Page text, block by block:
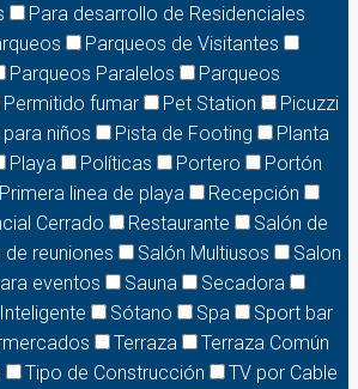
Para desarrollo de Residenciales
Parqueos de Visitantes
Parqueos Paralelos
Parqueos
Permitido fumar Pet Station
Picuzzi
niños Pista de Footing
Planta
Playa Políticas Portero
Portón
Primera linea de playa
Recepción
Cerrado Restaurante
Salón de
de reuniones Salón Multiusos
Salon
eventos Sauna
Secadora
Sótano Spa
Sport bar
Terraza
Terraza Común
Tipo de Construcción
TV por Cable